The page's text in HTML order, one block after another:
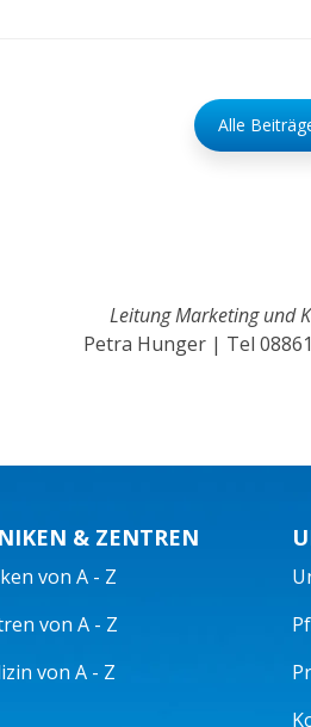
Alle
Leitung Marketing und
Petra Hunger | Tel
& ZENTREN
von A - Z
von A - Z
von A - Z